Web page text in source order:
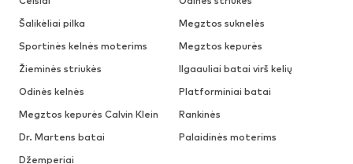
Šalikėliai pilka
Megztos suknelės
Sportinės kelnės moterims
Megztos kepurės
Žieminės striukės
Ilgaauliai batai virš kelių
Odinės kelnės
Platforminiai batai
Megztos kepurės Calvin Klein
Rankinės
Dr. Martens batai
Palaidinės moterims
Džemperiai